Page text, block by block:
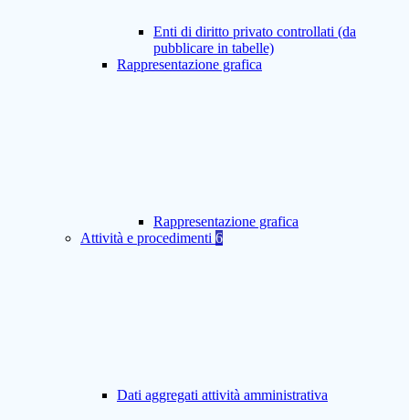
Enti di diritto privato controllati (da
pubblicare in tabelle)
Rappresentazione grafica
Rappresentazione grafica
Attività e procedimenti 6
Dati aggregati attività amministrativa